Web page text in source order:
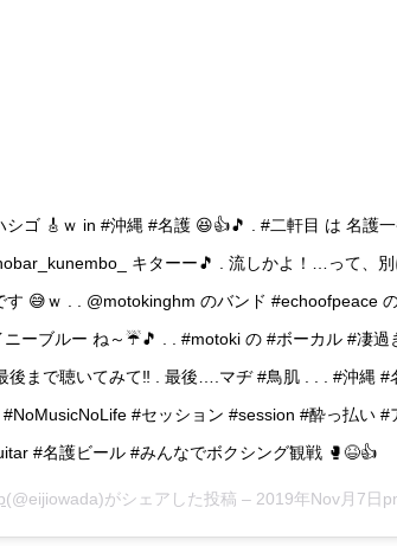
シゴ 🎸ｗ in #沖縄 #名護 😆👍🎵 . #二軒目 は 名護
キターー🎵 . 流しかよ！…って、
す 😅ｗ . . @motokinghm のバンド #echoofpeace
ーブルー ね～☔🎵 . . #motoki の #ボーカル #凄
後まで聴いてみて‼️ . 最後….マヂ #鳥肌 . . . #沖縄 #
#セッション #session #酔っ払い #
#名護ビール #みんなでボクシング観戦 🥊😆👍
(@eijiowada)がシェアした投稿 – 2019年Nov月7日